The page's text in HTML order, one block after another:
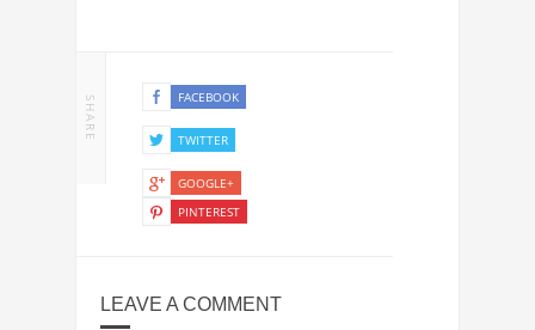
SHARE FACEBOOK
TWITTER
GOOGLE+
PINTEREST
LEAVE A COMMENT